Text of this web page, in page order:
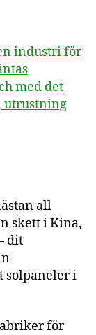
industri för
med det
utrustning
all
skett i Kina,
dit
solpaneler i
för